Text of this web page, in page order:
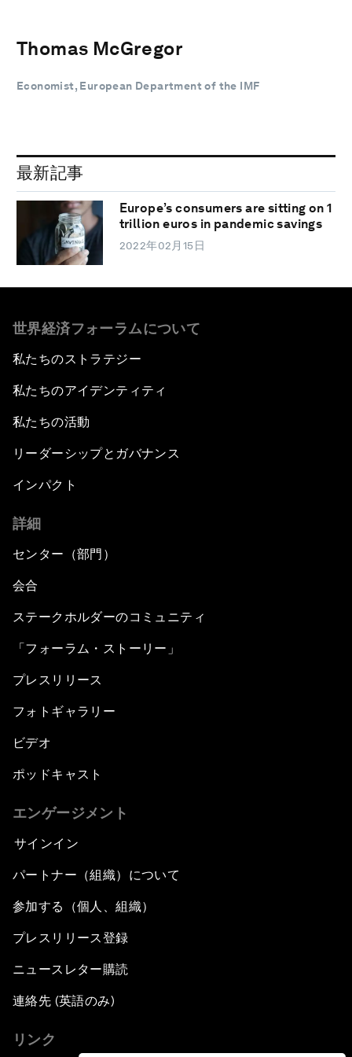
Thomas McGregor
Economist, European Department of the IMF
最新記事
Europe’s consumers are sitting on 1
trillion euros in pandemic savings
2022年02月15日
世界経済フォーラムについて
私たちのストラテジー
私たちのアイデンティティ
私たちの活動
リーダーシップとガバナンス
インパクト
詳細
センター（部門）
会合
ステークホルダーのコミュニティ
「フォーラム・ストーリー」
プレスリリース
フォトギャラリー
ビデオ
ポッドキャスト
エンゲージメント
サインイン
パートナー（組織）について
参加する（個人、組織）
プレスリリース登録
ニュースレター購読
連絡先 (英語のみ)
リンク